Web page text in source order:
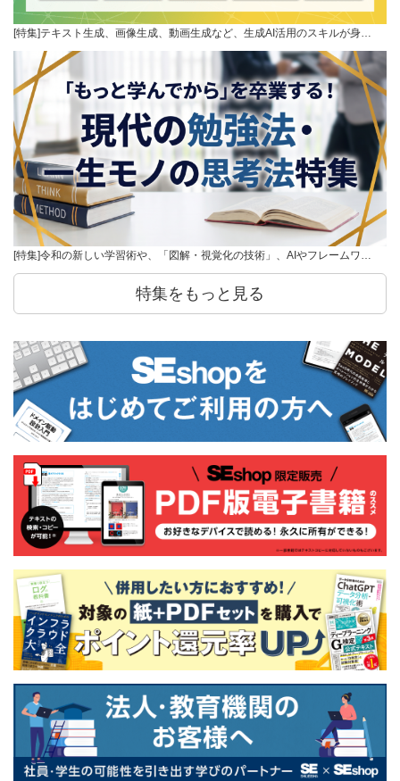
[特集]テキスト生成、画像生成、動画生成など、生成AI活用のスキルが身…
[特集]令和の新しい学習術や、「図解・視覚化の技術」、AIやフレームワ…
特集をもっと見る